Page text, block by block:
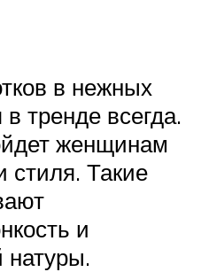
в нежных
в тренде всегда.
женщинам
стиля. Такие
и
натуры.